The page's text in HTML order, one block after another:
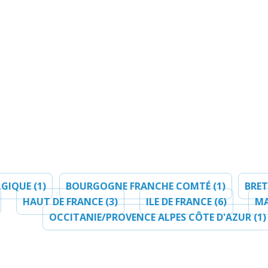
(1) BOURGOGNE FRANCHE COMTÉ (1)
HAUT DE FRANCE (3)
ILE DE FRANCE (6)
OCCITANIE/PROVENCE ALPES CÔTE D'AZUR (1)